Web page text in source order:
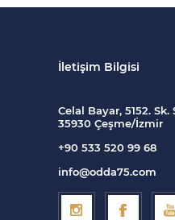
İletişim Bilgisi
Celal Bayar, 5152.
35930 Çeşme/İzmir
+90 533 520 99 68
info@odda75.com